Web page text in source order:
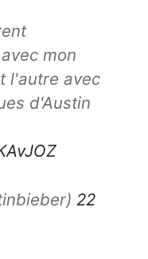
mon
l'autre avec
d'Austin
22